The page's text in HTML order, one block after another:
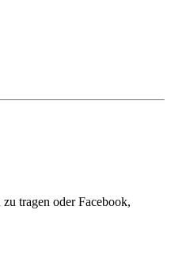
tragen oder Facebook,